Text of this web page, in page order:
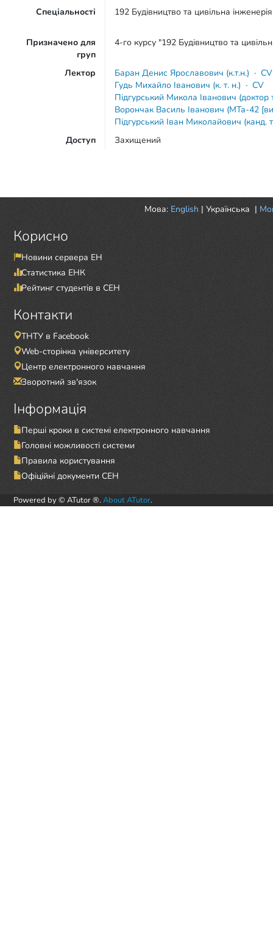
Спеціальності
192 Будівництво та цивільна
Призначено для
груп
4-го курсу "192 Будівництво та
Лектор Баран Денис Ярославович (к.т.н.) · CV
Гудь Михайло Іванович (к. т. н.) · CV
Підгурський Микола Іванович (доктор
Ворончак Василь Іванович (МТа-42
Підгурський Іван Миколайович (канд.
Доступ
Захищений
Мова: English | Українська |
Корисно
Новини сервера ЕН
Статистика ЕНК
Рейтинг студентів в СЕН
Контакти
ТНТУ в Facebook
Web-сторінка університету
Центр електронного навчання
Зворотний зв'язок
Інформація
Перші кроки в системі електронного навчання
Головні можливості системи
Правила користування
Офіційні документи СЕН
Powered by © ATutor ®. About ATutor.